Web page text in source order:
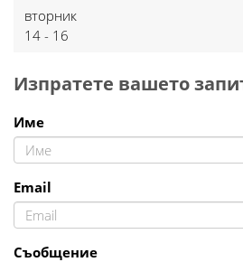
вторник
14 - 16
Изпратете вашето
Име
Email
Съобщение